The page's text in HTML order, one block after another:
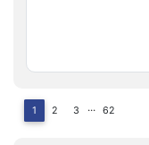
1 2 3 ... 62